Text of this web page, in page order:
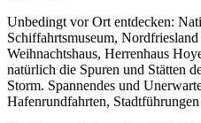
Unbedingt vor Ort entdecken:
Schiffahrtsmuseum,
Weihnachtshaus, Herrenhaus
natürlich die Spuren und Stätten
Storm. Spannendes und
Hafenrundfahrten,